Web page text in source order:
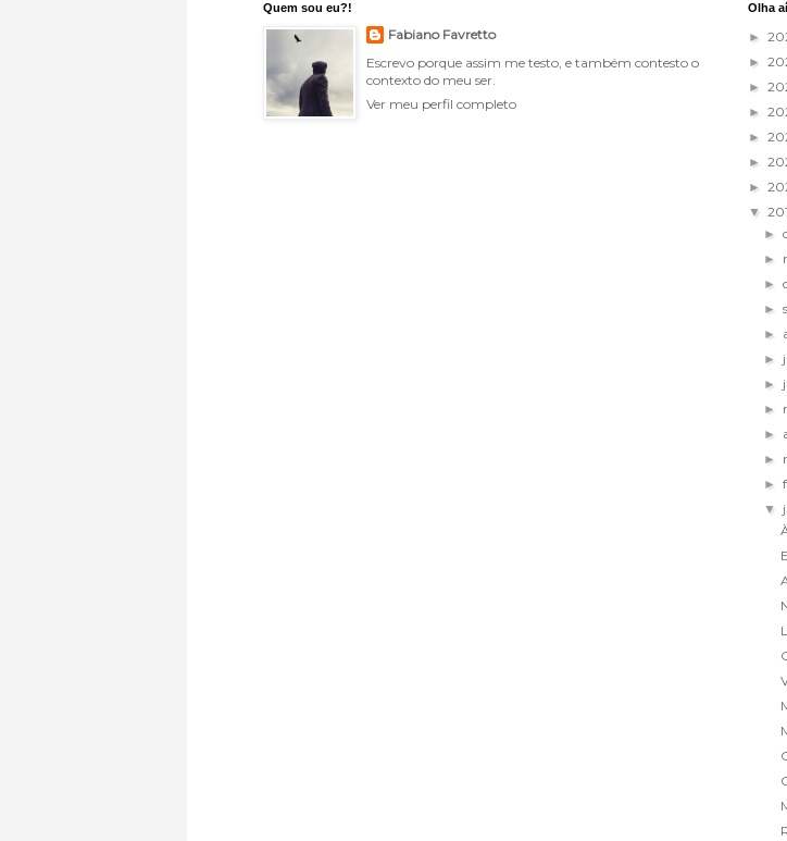
Quem sou eu?!
Fabiano Favretto
Escrevo porque assim me testo, e também contesto o
contexto do meu ser.
Ver meu perfil completo
Olha
►
►
►
►
►
►
►
▼
►
►
►
►
►
►
►
►
►
►
►
▼